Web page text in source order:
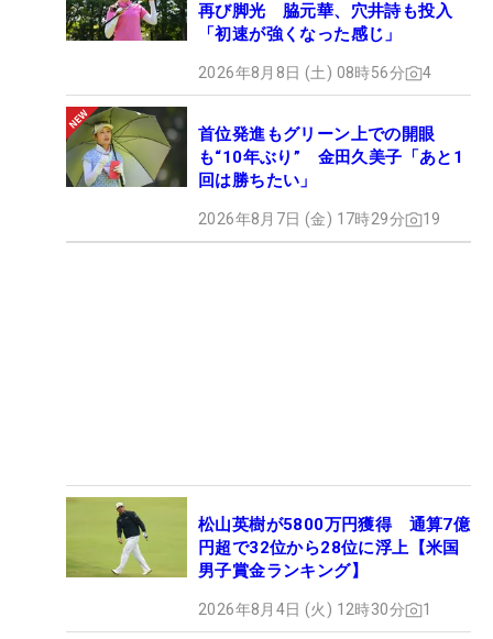
再び脚光 脇元華、穴井詩も投入
「初速が強くなった感じ」
2026年8月8日 (土) 08時56分 4
首位発進もグリーン上での開眼
も“10年ぶり” 金田久美子「あと1
回は勝ちたい」
2026年8月7日 (金) 17時29分 19
松山英樹が5800万円獲得 通算7億
円超で32位から28位に浮上【米国
男子賞金ランキング】
2026年8月4日 (火) 12時30分 1